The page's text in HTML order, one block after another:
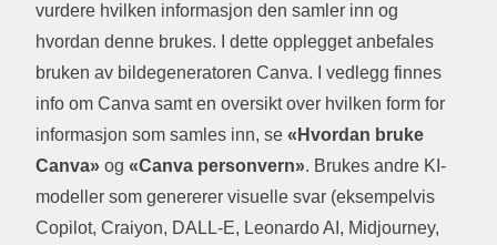
vurdere hvilken informasjon den samler inn og
hvordan denne brukes. I dette opplegget anbefales
bruken av bildegeneratoren Canva. I vedlegg finnes
info om Canva samt en oversikt over hvilken form for
informasjon som samles inn, se «Hvordan bruke
Canva» og «Canva personvern». Brukes andre KI-
modeller som genererer visuelle svar (eksempelvis
Copilot, Craiyon, DALL-E, Leonardo AI, Midjourney,